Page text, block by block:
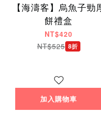
【海濤客】烏魚子勁
餅禮盒
NT$420
NT$525 8折
加入購物車